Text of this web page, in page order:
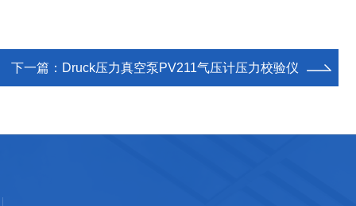
下一篇： Druck压力真空泵PV211气压计压力校验仪